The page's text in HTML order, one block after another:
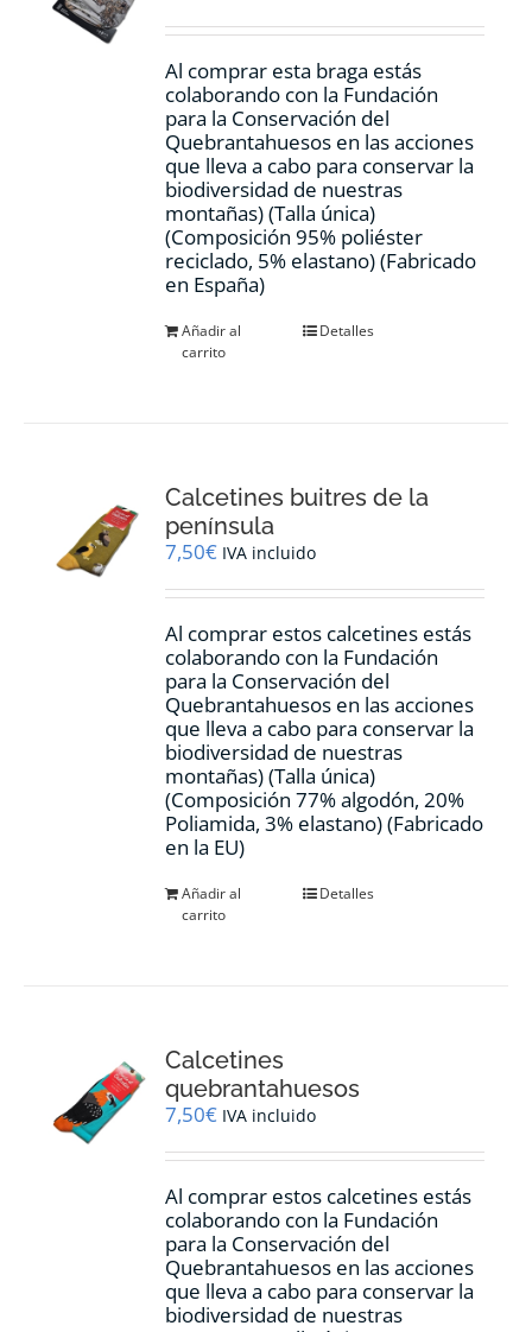
Al comprar esta braga estás
colaborando con la Fundación
para la Conservación del
Quebrantahuesos en las acciones
que lleva a cabo para conservar la
biodiversidad de nuestras
montañas) (Talla única)
(Composición 95% poliéster
reciclado, 5% elastano) (Fabricado
en España)
Añadir al
carrito
Detalles
Calcetines buitres de la
península
7,50€ IVA incluido
Al comprar estos calcetines estás
colaborando con la Fundación
para la Conservación del
Quebrantahuesos en las acciones
que lleva a cabo para conservar la
biodiversidad de nuestras
montañas) (Talla única)
(Composición 77% algodón, 20%
Poliamida, 3% elastano) (Fabricado
en la EU)
Añadir al
carrito
Detalles
Calcetines
quebrantahuesos
7,50€ IVA incluido
Al comprar estos calcetines estás
colaborando con la Fundación
para la Conservación del
Quebrantahuesos en las acciones
que lleva a cabo para conservar la
biodiversidad de nuestras